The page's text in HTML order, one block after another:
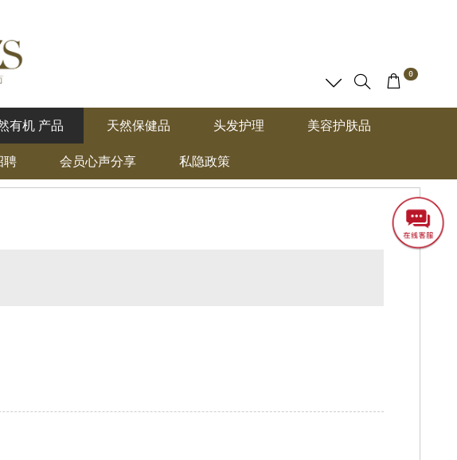
0
有机 产品 天然保健品 头发护理 美容护肤品
聘 会员心声分享 私隐政策